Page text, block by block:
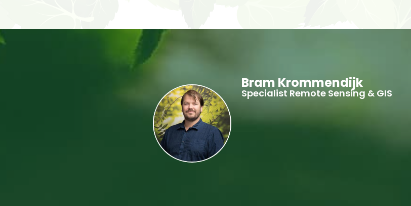
Bram Krommendijk
Specialist Remote Sensing & GIS